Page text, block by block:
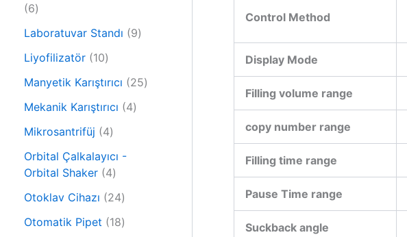
n
66
r
ü
Laboratuvar Standı 99
ü
Liyofilizatör 101
ü
r
n
Manyetik Karıştırıcı 252
Mekanik Karıştırıcı 44
Mikrosantrifüj 44
r
ü
n
Orbital Çalkalayıcı -
Orbital Shaker 44
r
ü
Otoklav Cihazı 242
ü
Otomatik Pipet 181
Control Method
Display Mode
Filling volume range
copy number range
Filling time range
Pause Time range
Suckback angle